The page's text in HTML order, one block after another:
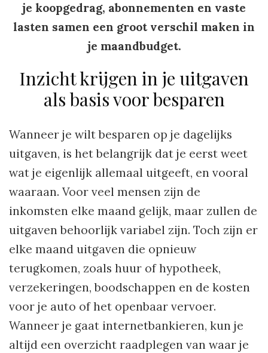
je koopgedrag, abonnementen en vaste
lasten samen een groot verschil maken in
je maandbudget.
Inzicht krijgen in je uitgaven
als basis voor besparen
Wanneer je wilt besparen op je dagelijks
uitgaven, is het belangrijk dat je eerst weet
wat je eigenlijk allemaal uitgeeft, en vooral
waaraan. Voor veel mensen zijn de
inkomsten elke maand gelijk, maar zullen de
uitgaven behoorlijk variabel zijn. Toch zijn er
elke maand uitgaven die opnieuw
terugkomen, zoals huur of hypotheek,
verzekeringen, boodschappen en de kosten
voor je auto of het openbaar vervoer.
Wanneer je gaat internetbankieren, kun je
altijd een overzicht raadplegen van waar je